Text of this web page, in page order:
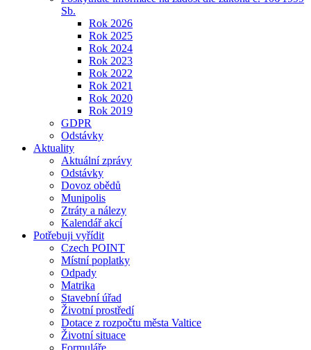
Sb.
Rok 2026
Rok 2025
Rok 2024
Rok 2023
Rok 2022
Rok 2021
Rok 2020
Rok 2019
GDPR
Odstávky
Aktuality
Aktuální zprávy
Odstávky
Dovoz obědů
Munipolis
Ztráty a nálezy
Kalendář akcí
Potřebuji vyřídit
Czech POINT
Místní poplatky
Odpady
Matrika
Stavební úřad
Životní prostředí
Dotace z rozpočtu města Valtice
Životní situace
Formuláře